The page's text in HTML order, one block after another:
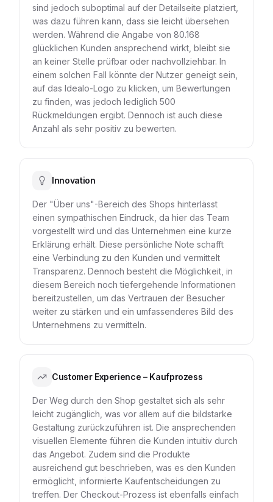
sind jedoch suboptimal auf der Detailseite platziert,
was dazu führen kann, dass sie leicht übersehen
werden. Während die Angabe von 80.168
glücklichen Kunden ansprechend wirkt, bleibt sie
an keiner Stelle prüfbar oder nachvollziehbar. In
einem solchen Fall könnte der Nutzer geneigt sein,
auf das Idealo-Logo zu klicken, um Bewertungen
zu finden, was jedoch lediglich 500
Rückmeldungen ergibt. Dennoch ist auch diese
Anzahl als sehr positiv zu bewerten.
Innovation
Der "Über uns"-Bereich des Shops hinterlässt
einen sympathischen Eindruck, da hier das Team
vorgestellt wird und das Unternehmen eine kurze
Erklärung erhält. Diese persönliche Note schafft
eine Verbindung zu den Kunden und vermittelt
Transparenz. Dennoch besteht die Möglichkeit, in
diesem Bereich noch tiefergehende Informationen
bereitzustellen, um das Vertrauen der Besucher
weiter zu stärken und ein umfassenderes Bild des
Unternehmens zu vermitteln.
Customer Experience – Kaufprozess
Der Weg durch den Shop gestaltet sich als sehr
leicht zugänglich, was vor allem auf die bildstarke
Gestaltung zurückzuführen ist. Die ansprechenden
visuellen Elemente führen die Kunden intuitiv durch
das Angebot. Zudem sind die Produkte
ausreichend gut beschrieben, was es den Kunden
ermöglicht, informierte Kaufentscheidungen zu
treffen. Der Checkout-Prozess ist ebenfalls einfach